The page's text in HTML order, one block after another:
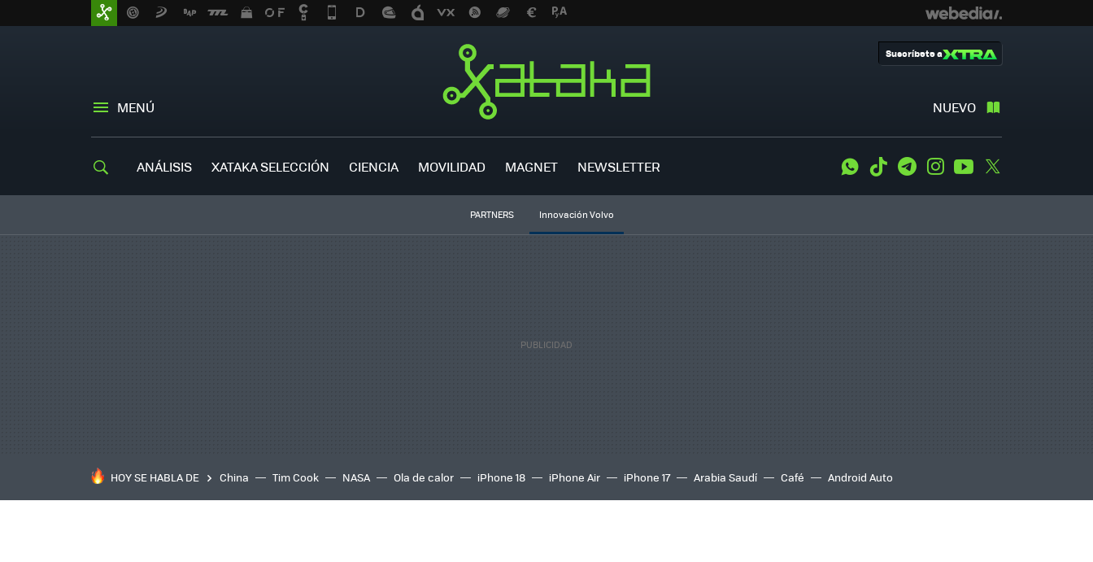
MENÚ NUEVO
Suscríbete a
ANÁLISIS XATAKA SELECCIÓN CIENCIA MOVILIDAD MAGNET NEWSLETTER WhatsApp
Tiktok TelegramInstagramYoutube
PARTNERS Innovación Volvo
HOY SE HABLA DE China Tim Cook NASA Ola de calor iPhone 18 iPhone Air iPhone 17 Arabia Saudí Café Android Auto